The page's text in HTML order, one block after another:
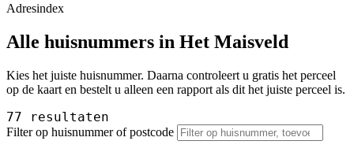
Adresindex
Alle huisnummers in Het Maisveld
Kies het juiste huisnummer. Daarna controleert u gratis het perceel
op de kaart en bestelt u alleen een rapport als dit het juiste perceel is.
77 resultaten
Filter op huisnummer of postcode